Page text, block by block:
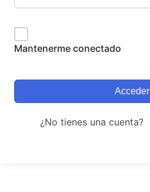
Mantenerme conectado
Acceder
¿No tienes una cuenta?